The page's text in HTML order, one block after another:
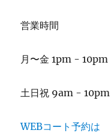
営業時間
月〜金 1pm - 10pm
土日祝 9am - 10pm
WEBコート予約は